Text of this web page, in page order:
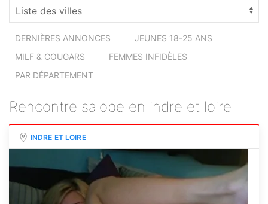
DERNIÈRES ANNONCES
JEUNES 18-25 ANS
MILF & COUGARS
FEMMES INFIDÈLES
PAR DÉPARTEMENT
Rencontre salope en indre et loire
INDRE ET LOIRE